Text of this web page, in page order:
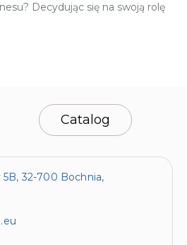
Decydując się na swoją rolę
Catalog
32-700 Bochnia,